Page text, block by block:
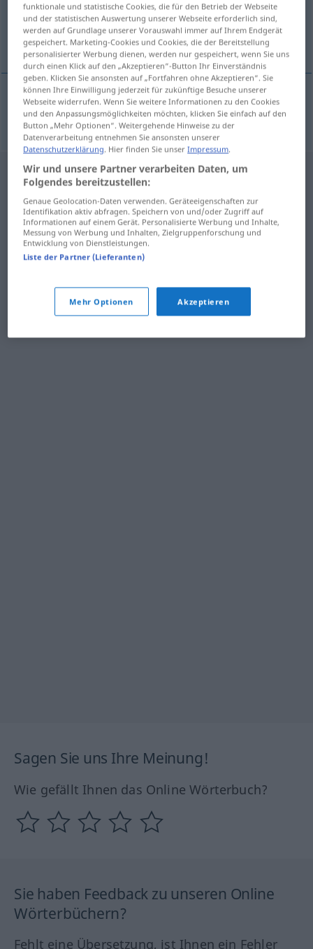
Übersicht aller Übersetzungen
(Für mehr Details die Übersetzung anklicken/antippen)
uvadat → siehe „uvadnout“
Sagen Sie uns Ihre Meinung!
Wie gefällt Ihnen das Online Wörterbuch?
Sie haben Feedback zu unseren Online
Wörterbüchern?
Fehlt eine Übersetzung, ist Ihnen ein Fehler
funktionale und statistische Cookies, die für den Betrieb der Webseite
und der statistischen Auswertung unserer Webseite erforderlich sind,
werden auf Grundlage unserer Vorauswahl immer auf Ihrem Endgerät
gespeichert. Marketing-Cookies und Cookies, die der Bereitstellung
personalisierter Werbung dienen, werden nur gespeichert, wenn Sie uns
durch einen Klick auf den „Akzeptieren“-Button Ihr Einverständnis
geben. Klicken Sie ansonsten auf „Fortfahren ohne Akzeptieren“. Sie
können Ihre Einwilligung jederzeit für zukünftige Besuche unserer
Webseite widerrufen. Wenn Sie weitere Informationen zu den Cookies
und den Anpassungsmöglichkeiten möchten, klicken Sie einfach auf den
Button „Mehr Optionen“. Weitergehende Hinweise zu der
Datenverarbeitung entnehmen Sie ansonsten unserer
Datenschutzerklärung. Hier finden Sie unserImpressum.
Wir und unsere Partner verarbeiten Daten, um
Folgendes bereitzustellen:
Genaue Geolocation-Daten verwenden. Geräteeigenschaften zur
Identifikation aktiv abfragen. Speichern von und/oder Zugriff auf
Informationen auf einem Gerät. Personalisierte Werbung und Inhalte,
Messung von Werbung und Inhalten, Zielgruppenforschung und
Entwicklung von Dienstleistungen.
Liste der Partner (Lieferanten)
Mehr Optionen Akzeptieren